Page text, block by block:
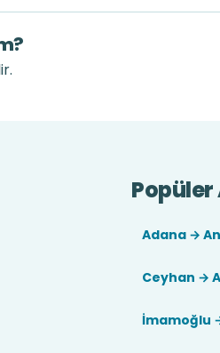
Adana →
Ceyhan →
İmamoğlu